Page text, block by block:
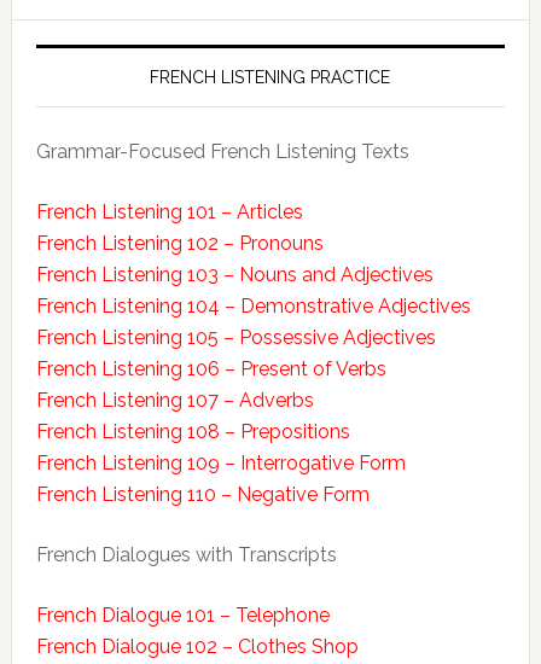
FRENCH LISTENING PRACTICE
Grammar-Focused French Listening Texts
French Listening 101 – Articles
French Listening 102 – Pronouns
French Listening 103 – Nouns and Adjectives
French Listening 104 – Demonstrative Adjectives
French Listening 105 – Possessive Adjectives
French Listening 106 – Present of Verbs
French Listening 107 – Adverbs
French Listening 108 – Prepositions
French Listening 109 – Interrogative Form
French Listening 110 – Negative Form
French Dialogues with Transcripts
French Dialogue 101 – Telephone
French Dialogue 102 – Clothes Shop